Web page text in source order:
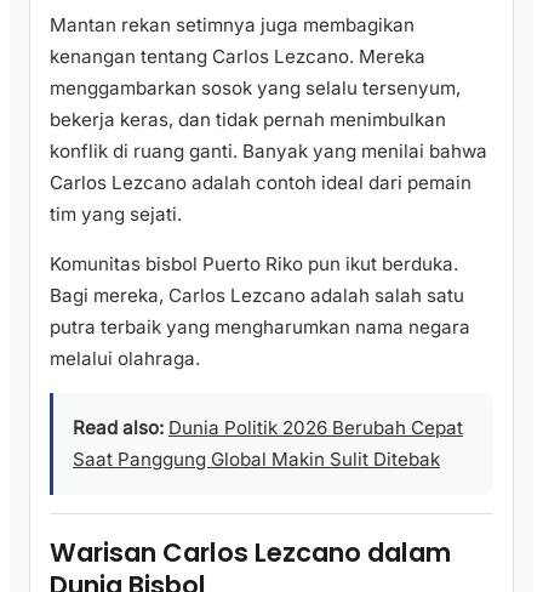
Mantan rekan setimnya juga membagikan
kenangan tentang Carlos Lezcano. Mereka
menggambarkan sosok yang selalu tersenyum,
bekerja keras, dan tidak pernah menimbulkan
konflik di ruang ganti. Banyak yang menilai bahwa
Carlos Lezcano adalah contoh ideal dari pemain
tim yang sejati.
Komunitas bisbol Puerto Riko pun ikut berduka.
Bagi mereka, Carlos Lezcano adalah salah satu
putra terbaik yang mengharumkan nama negara
melalui olahraga.
Read also: Dunia Politik 2026 Berubah Cepat
Saat Panggung Global Makin Sulit Ditebak
Warisan Carlos Lezcano dalam